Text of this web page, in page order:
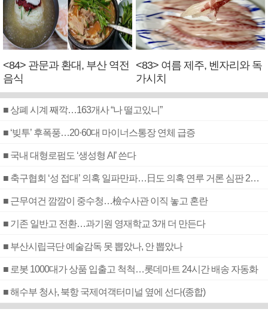
<84> 관문과 환대, 부산 역전
음식
<83> 여름 제주, 벤자리와 독
가시치
■ 상폐 시계 째깍…163개사 “나 떨고있니”
■ ‘빚투’ 후폭풍…20·60대 마이너스통장 연체 급증
■ 국내 대형로펌도 ‘생성형 AI’ 쓴다
■ 축구협회 ‘성 접대’ 의혹 일파만파…日도 의혹 연루 거론 심판 2명 조사
■ 근무여건 깜깜이 중수청…檢수사관 이직 놓고 혼란
■ 기존 일반고 전환…과기원 영재학교 3개 더 만든다
■ 부산시립극단 예술감독 못 뽑았나, 안 뽑았나
■ 로봇 1000대가 상품 입출고 척척…롯데마트 24시간 배송 자동화
■ 해수부 청사, 북항 국제여객터미널 옆에 선다(종합)